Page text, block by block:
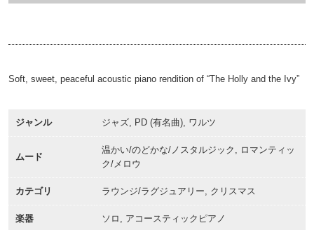
Soft, sweet, peaceful acoustic piano rendition of “The Holly and the Ivy”
ジャンル ジャズ, PD (有名曲), ワルツ
ムード
温かい/のどかな/ノスタルジック, ロマンティッ
ク/メロウ
カテゴリ ラウンジ/ラグジュアリー, クリスマス
楽器 ソロ, アコースティックピアノ